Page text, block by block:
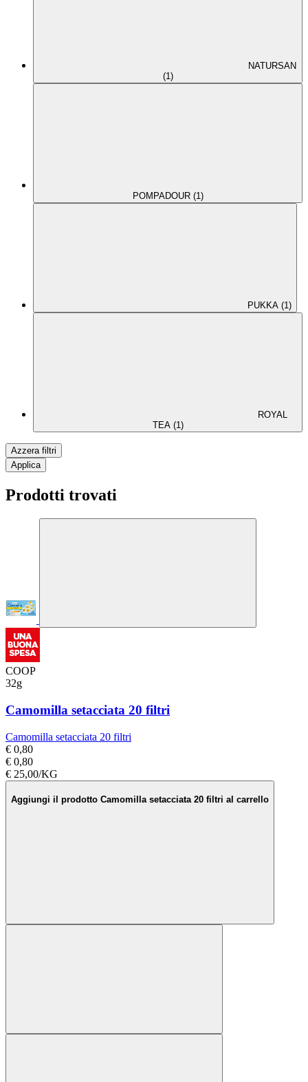
NATURSAN
(1)
POMPADOUR (1)
PUKKA (1)
ROYAL
TEA (1)
Azzera filtri
Applica
Prodotti trovati
COOP
32g
Camomilla setacciata 20 filtri
Camomilla setacciata 20 filtri
€ 0,80
€ 0,80
€ 25,00/KG
Aggiungi il prodotto Camomilla setacciata 20 filtri al carrello